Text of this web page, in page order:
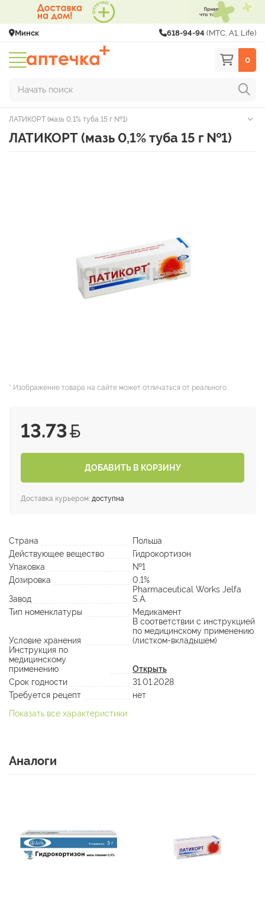
Минск 618-94-94 (МТС, A1, Life)
0
Начать поиск
ЛАТИКОРТ (мазь 0,1% туба 15 г №1)
ЛАТИКОРТ (мазь 0,1% туба 15 г №1)
* Изображение товара на сайте может отличаться от реального.
13.73
ДОБАВИТЬ В КОРЗИНУ
Доставка курьером: доступна
Страна
Польша
Действующее вещество
Гидрокортизон
Упаковка
№1
Дозировка
0,1%
Завод
Pharmaceutical Works Jelfa
S.A.
Тип номенклатуры
Медикамент
Условие хранения
В соответствии с инструкцией
по медицинскому применению
(листком-вкладышем)
Инструкция по
медицинскому
применению
Открыть
Срок годности
31.01.2028
Требуется рецепт
нет
Показать все характеристики
Аналоги